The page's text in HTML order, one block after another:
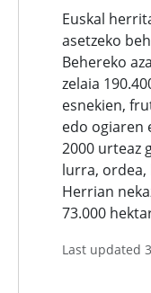
Euskal
asetzeko
Behereko
zelaia
esnekien,
edo ogiaren
2000 urteaz
lurra, ordea,
Herrian
73.000
Last updated